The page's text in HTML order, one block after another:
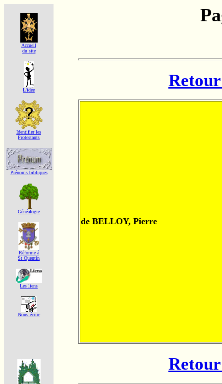
Accueil
du site
L'idée
Identifier les
Protestants
Prénoms bibliques
Généalogie
Réforme á
St Quentin
Les liens
Nous écrire
de BELLOY, Pierre